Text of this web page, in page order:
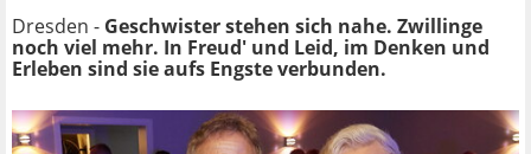
Dresden - Geschwister stehen sich nahe. Zwillinge
noch viel mehr. In Freud' und Leid, im Denken und
Erleben sind sie aufs Engste verbunden.